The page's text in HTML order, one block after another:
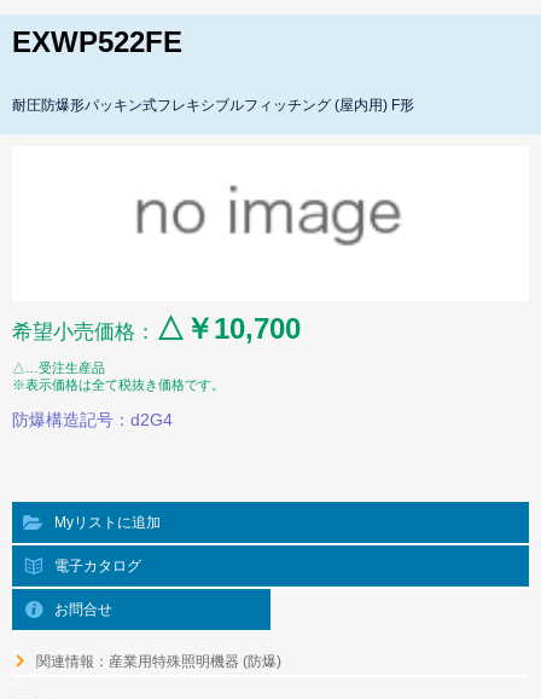
EXWP522FE
耐圧防爆形パッキン式フレキシブルフィッチング (屋内用) F形
希望小売価格： △￥10,700
△…受注生産品
※表示価格は全て税抜き価格です。
防爆構造記号：d2G4
Myリストに追加
電子カタログ
お問合せ
関連情報：産業用特殊照明機器 (防爆)